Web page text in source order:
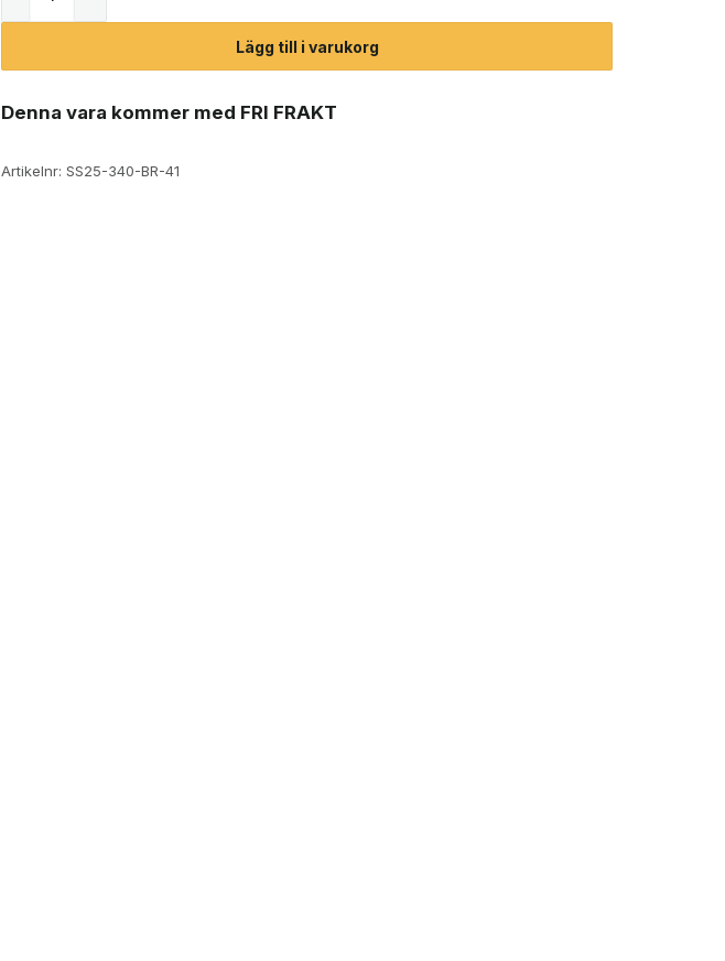
Lägg till i varukorg
Denna vara kommer med FRI FRAKT
Artikelnr: SS25-340-BR-41